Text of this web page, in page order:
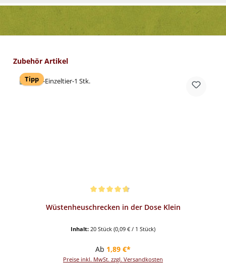
Produktgalerie überspringen
Zubehör Artikel
Tipp
Wüstenheuschrecken in der Dose Klein
Inhalt: 20 Stück (0,09 € / 1 Stück)
Regulärer Preis:
Ab 1,89 €*
Preise inkl. MwSt. zzgl. Versandkosten